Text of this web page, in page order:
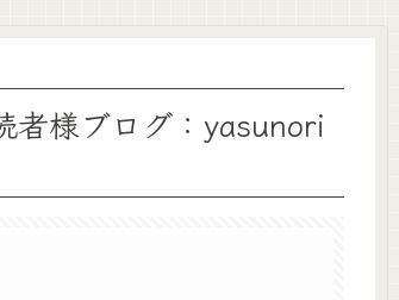
者様ブログ：yasunori